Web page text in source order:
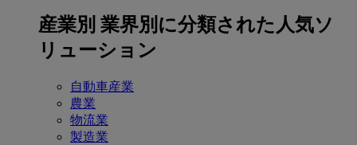
産業別 業界別に分類された人気ソ
リューション
自動車産業
農業
物流業
製造業